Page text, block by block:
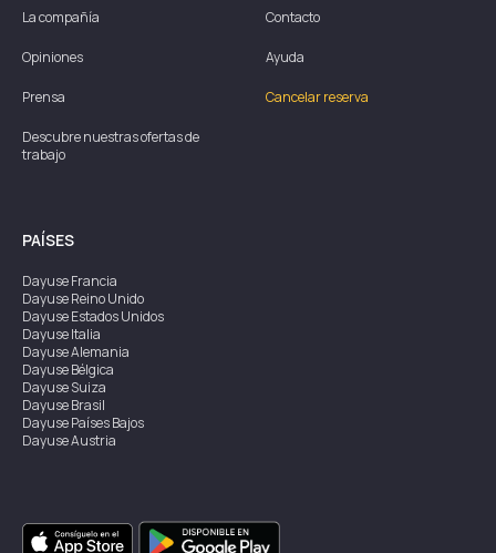
La compañía
Opiniones
Prensa
Descubre nuestras ofertas de
trabajo
Contacto
Ayuda
Cancelar reserva
PAÍSES
DayuseFrancia
DayuseReino Unido
DayuseEstados Unidos
DayuseItalia
DayuseAlemania
DayuseBélgica
DayuseSuiza
DayuseBrasil
DayusePaíses Bajos
DayuseAustria
DayuseSingapur
DayuseSuecia